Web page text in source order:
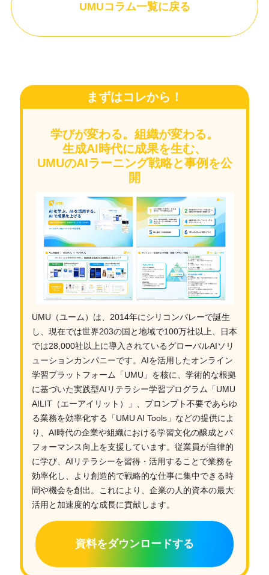
UMUコラム一覧に戻る
まずはコレから！
学びが変わる。組織が変わる。
生成AI時代に成果を生む、
UMUのAIラーニング戦略と事例を公
開
UMU（ユーム）は、2014年にシリコンバレーで誕生
し、現在では世界203の国と地域で100万社以上、日本
では28,000社以上に導入されているグローバルAIソリ
ューションカンパニーです。AIを活用したオンライン
学習プラットフォーム「UMU」を核に、学術的な根拠
に基づいた実践型AIリテラシー学習プログラム「UMU
AILIT（エーアイリット）」、プロンプト不要であらゆ
る業務を効率化する「UMU AI Tools」などの提供によ
り、AI時代の企業や組織における学習文化の醸成とパ
フォーマンス向上を支援しています。従業員が自律的
に学び、AIリテラシーを習得・活用することで業務を
効率化し、より創造的で戦略的な仕事に集中できる時
間や機会を創出。これにより、企業の人的資本の最大
活用と加速度的な成長に貢献します。
資料をダウンロードする